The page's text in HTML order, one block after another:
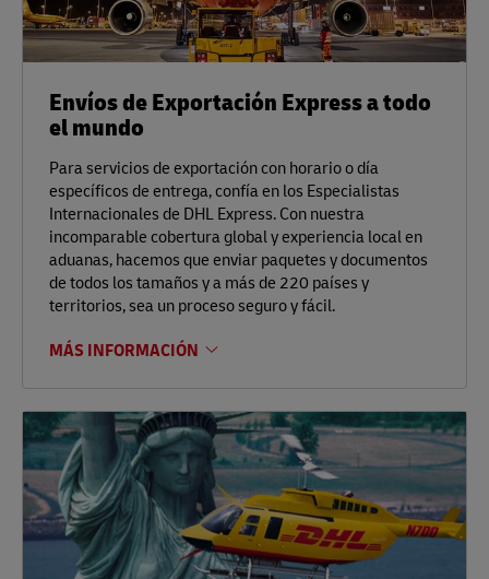
Envíos de Exportación Express a todo
el mundo
Para servicios de exportación con horario o día
específicos de entrega, confía en los Especialistas
Internacionales de DHL Express. Con nuestra
incomparable cobertura global y experiencia local en
aduanas, hacemos que enviar paquetes y documentos
de todos los tamaños y a más de 220 países y
territorios, sea un proceso seguro y fácil.
MÁS INFORMACIÓN